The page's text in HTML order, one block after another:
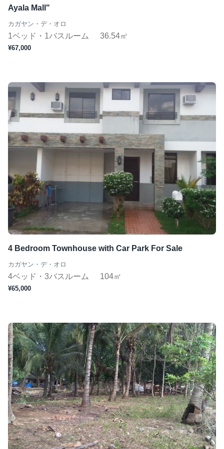
Ayala Mall"
カガヤン・デ・オロ
1ベッド・1バスルーム 36.54㎡
¥67,000
4 Bedroom Townhouse with Car Park For Sale
カガヤン・デ・オロ
4ベッド・3バスルーム 104㎡
¥65,000